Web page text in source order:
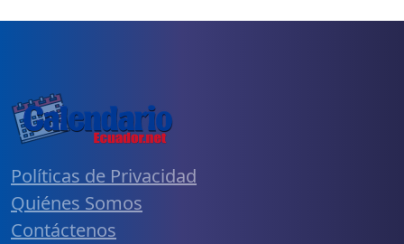
Políticas de Privacidad
Quiénes Somos
Contáctenos